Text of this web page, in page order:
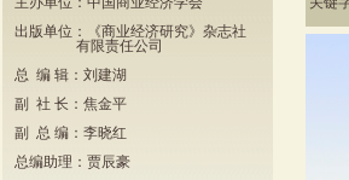
出版单位：《商业经济研究》杂志社
有限责任公司
总 编 辑：刘建湖
副 社 长：焦金平
副 总 编：李晓红
总编助理：贾辰豪